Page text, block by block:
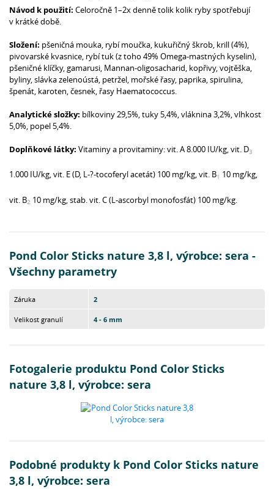
Návod k použití: Celoročně 1–2x denně tolik kolik ryby spotřebují
v krátké době.
Složení: pšeničná mouka, rybí moučka, kukuřičný škrob, krill (4%),
pivovarské kvasnice, rybí tuk (z toho 49% Omega-mastných kyselin),
pšeničné klíčky, gamarusi, Mannan-oligosacharid, kopřivy, vojtěška,
byliny, slávka zelenoústá, petržel, mořské řasy, paprika, spirulina,
špenát, karoten, česnek, řasy Haematococcus.
Analytické složky: bílkoviny 29,5%, tuky 5,4%, vláknina 3,2%, vlhkost
5,0%, popel 5,4%.
Doplňkové látky: Vitaminy a provitaminy:vit. A 8.000 IU/kg, vit. D3
1.000 IU/kg, vit. E (D, L-?-tocoferyl acetát) 100 mg/kg, vit. B1 10 mg/kg,
vit. B2 10 mg/kg, stab. vit. C (L-ascorbyl monofosfát) 100 mg/kg.
Pond Color Sticks nature 3,8 l, výrobce: sera -
Všechny parametry
Záruka 2
Velikost granulí 4 - 6 mm
Fotogalerie produktu Pond Color Sticks
nature 3,8 l, výrobce: sera
Podobné produkty k Pond Color Sticks nature
3,8 l, výrobce: sera